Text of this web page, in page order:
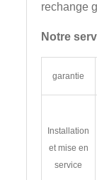
rechange
Notre
garantie
Installation
et mise en
service